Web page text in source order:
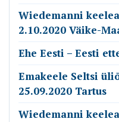
Wiedemanni
2.10.2020 Väike-
Ehe Eesti – Eesti
Emakeele Seltsi
25.09.2020 Tartus
Wiedemanni